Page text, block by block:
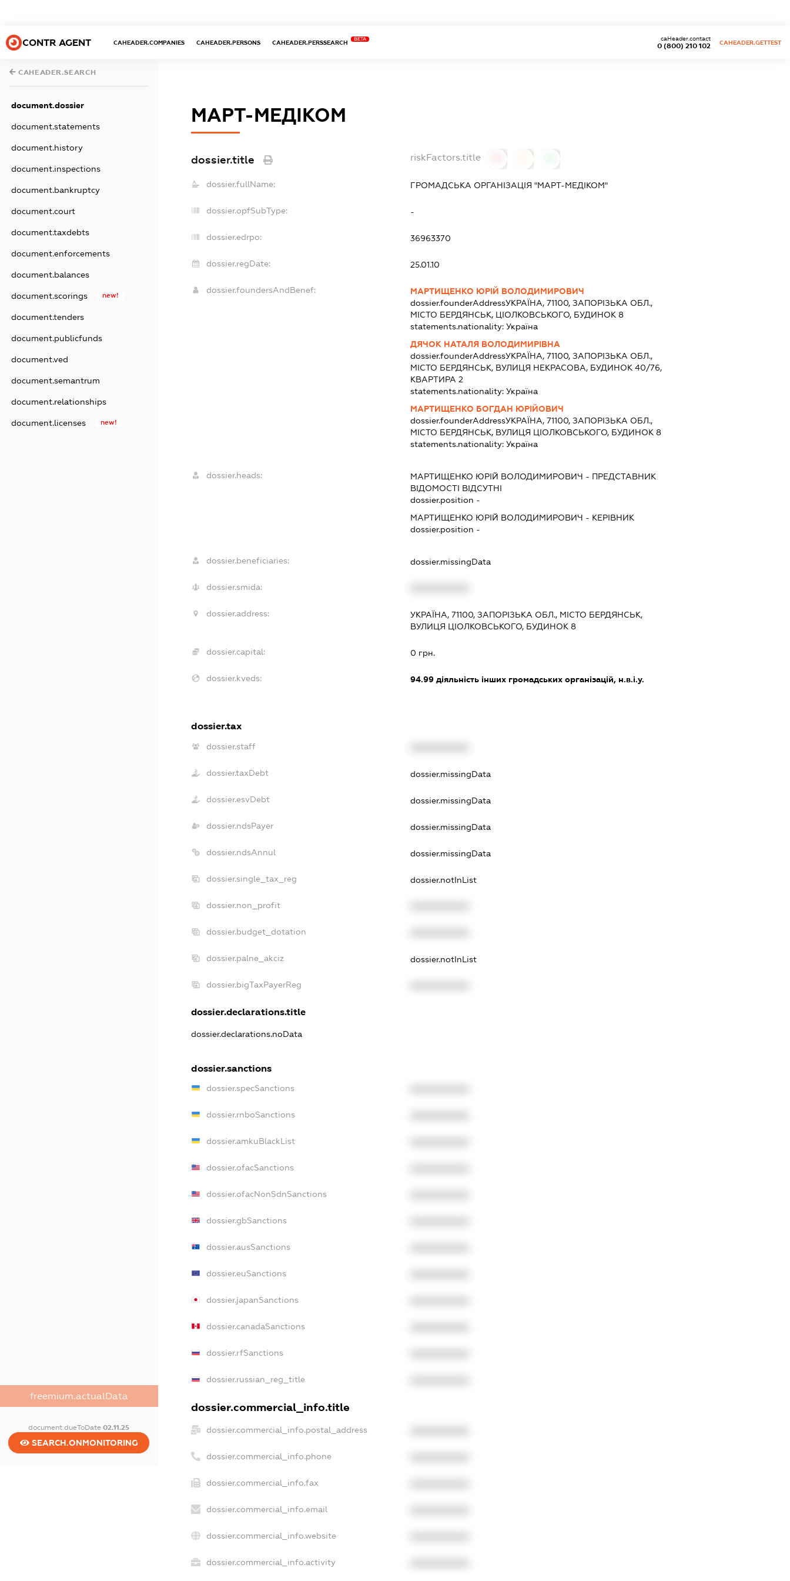
CONTR AGENT CAHEADER.COMPANIES CAHEADER.PERSONS CAHEADER.PERSSEARCH
BETA
0 (800) 210 102
caHeader.contact
CAHEADER.GETTEST
CAHEADER.SEARCH
document.dossier
document.statements
document.history
document.inspections
document.bankruptcy
document.court
document.taxdebts
document.enforcements
document.balances
document.scorings new!
document.tenders
document.publicfunds
document.ved
document.semantrum
document.relationships
document.licenses new!
freemium.actualData
document.dueToDate02.11.25
SEARCH.ONMONITORING
МАРТ-МЕДІКОМ
dossier.title riskFactors.title
dossier.fullName: ГРОМАДСЬКА ОРГАНІЗАЦІЯ "МАРТ-МЕДІКОМ"
dossier.opfSubType: -
dossier.edrpo: 36963370
dossier.regDate: 25.01.10
dossier.foundersAndBenef:
МАРТИЩЕНКО ЮРІЙ ВОЛОДИМИРОВИЧ
dossier.founderAddressУКРАЇНА, 71100, ЗАПОРІЗЬКА ОБЛ.,
МІСТО БЕРДЯНСЬК, ЦІОЛКОВСЬКОГО, БУДИНОК 8
statements.nationality: Україна
ДЯЧОК НАТАЛЯ ВОЛОДИМИРІВНА
dossier.founderAddressУКРАЇНА, 71100, ЗАПОРІЗЬКА ОБЛ.,
МІСТО БЕРДЯНСЬК, ВУЛИЦЯ НЕКРАСОВА, БУДИНОК 40/76,
КВАРТИРА 2
statements.nationality: Україна
МАРТИЩЕНКО БОГДАН ЮРІЙОВИЧ
dossier.founderAddressУКРАЇНА, 71100, ЗАПОРІЗЬКА ОБЛ.,
МІСТО БЕРДЯНСЬК, ВУЛИЦЯ ЦІОЛКОВСЬКОГО, БУДИНОК 8
statements.nationality: Україна
dossier.heads: МАРТИЩЕНКО ЮРІЙ ВОЛОДИМИРОВИЧ - ПРЕДСТАВНИК
ВІДОМОСТІ ВІДСУТНІ
dossier.position -
МАРТИЩЕНКО ЮРІЙ ВОЛОДИМИРОВИЧ - КЕРІВНИК
dossier.position -
dossier.beneficiaries: dossier.missingData
dossier.smida:
dossier.address:
УКРАЇНА, 71100, ЗАПОРІЗЬКА ОБЛ., МІСТО БЕРДЯНСЬК,
ВУЛИЦЯ ЦІОЛКОВСЬКОГО, БУДИНОК 8
dossier.capital: 0 грн.
dossier.kveds: 94.99діяльність інших громадських організацій, н.в.і.у.
dossier.tax
dossier.staff
dossier.taxDebt dossier.missingData
dossier.esvDebt dossier.missingData
dossier.ndsPayer dossier.missingData
dossier.ndsAnnul dossier.missingData
dossier.single_tax_reg dossier.notInList
dossier.non_profit
dossier.budget_dotation
dossier.palne_akciz dossier.notInList
dossier.bigTaxPayerReg
dossier.declarations.title
dossier.declarations.noData
dossier.sanctions
dossier.specSanctions
dossier.rnboSanctions
dossier.amkuBlackList
dossier.ofacSanctions
dossier.ofacNonSdnSanctions
dossier.gbSanctions
dossier.ausSanctions
dossier.euSanctions
dossier.japanSanctions
dossier.canadaSanctions
dossier.rfSanctions
dossier.russian_reg_title
dossier.commercial_info.title
dossier.commercial_info.postal_address
dossier.commercial_info.phone
dossier.commercial_info.fax
dossier.commercial_info.email
dossier.commercial_info.website
dossier.commercial_info.activity